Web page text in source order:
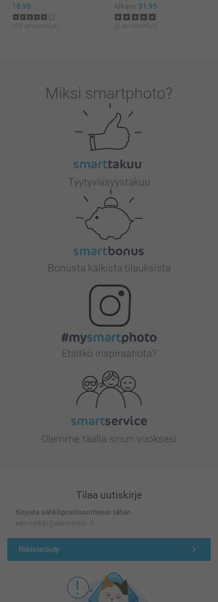
10,95
(69 arvostelut)
Alkaen 31,95
(6 arvostelut)
Miksi smartphoto?
Tyytyväisyystakuu
Bonusta kaikista tilauksista
Etsitkö inspiraatiota?
Olemme täällä sinun vuoksesi
Tilaa uutiskirje
Kirjoita sähköpostiosoitteesi tähän
Rekisteröidy